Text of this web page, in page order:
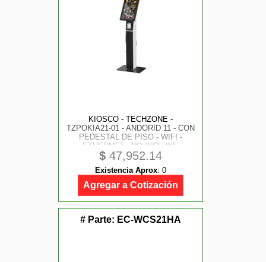
KIOSCO - TECHZONE -
TZPOKIA21-01 - ANDORID 11 - CON
PEDESTAL DE PISO - WIFI -
ETHERNET - NO INCLUYE
IMPRESORA - NO INCLUYE
LICENCIAS
$ 47,952.14
Existencia Aprox: 0
Agregar a Cotización
# Parte: EC-WCS21HA